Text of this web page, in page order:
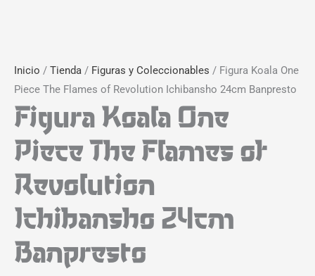
Inicio / Tienda / Figuras y Coleccionables / Figura Koala One
Piece The Flames of Revolution Ichibansho 24cm Banpresto
Figura Koala One
Piece The Flames of
Revolution
Ichibansho 24cm
Banpresto